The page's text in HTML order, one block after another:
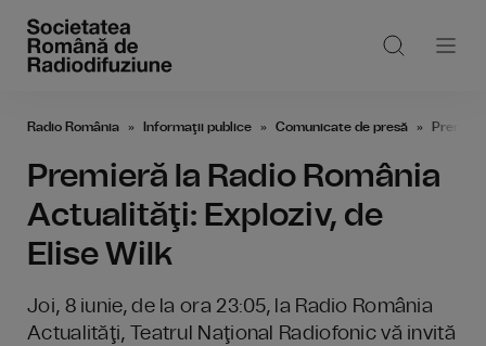
Radio România Informaţii publice Comunicate de presă
Premieră la Radio România
Actualităţi: Exploziv, de
Elise Wilk
Joi, 8 iunie, de la ora 23:05, la Radio România
Actualităţi, Teatrul Naţional Radiofonic vă invită